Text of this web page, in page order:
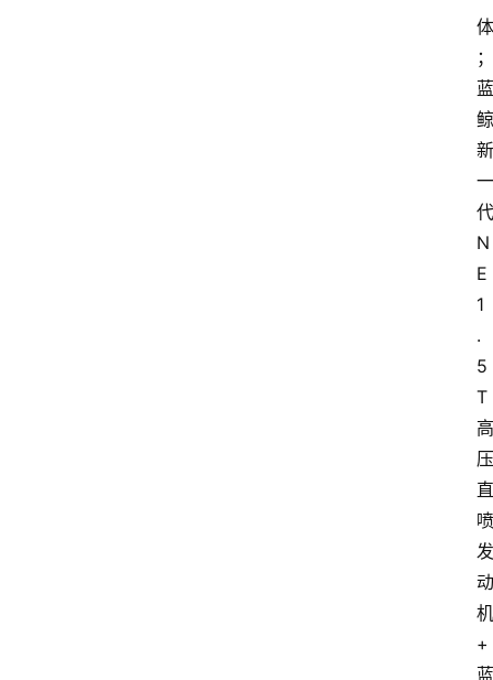
体
；
蓝
鲸
新
一
代
N
E
1
.
5
T
高
压
直
喷
发
动
机
+
蓝